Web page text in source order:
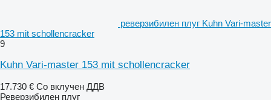
реверзибилен плуг Kuhn Vari-master
153 mit schollencracker
9
Kuhn Vari-master 153 mit schollencracker
17.730 € Со вклучен ДДВ
Реверзибилен плуг